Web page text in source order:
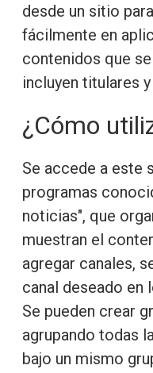
desde un sitio
fácilmente en
contenidos que
incluyen titulares
¿Cómo
Se accede a este
programas
noticias", que
muestran el
agregar canales,
canal deseado en
Se pueden crear
agrupando todas
bajo un mismo